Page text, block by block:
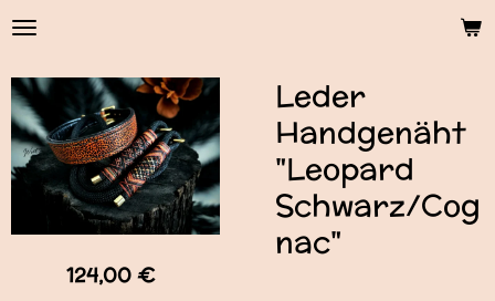
Zum
Hauptinhalt
Leder
Handgenäht
"Leopard
Schwarz/Cog
nac"
124,00 €